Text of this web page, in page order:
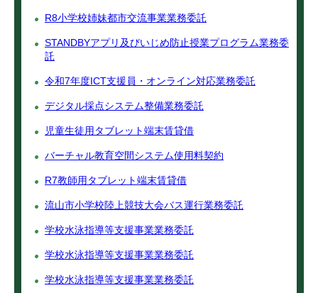
R8小学校姉妹都市交流事業業務委託
STANDBYアプリ及びいじめ防止授業プログラム業務委
託
令和7年度ICT支援員・オンライン対応業務委託
デジタル採点システム整備業務委託
児童生徒用タブレット端末賃貸借
バーチャル教育空間システム使用料契約
R7教師用タブレット端末賃貸借
流山市小学校陸上競技大会バス運行業務委託
学校水泳指導等支援事業業務委託
学校水泳指導等支援事業業務委託
学校水泳指導等支援事業業務委託